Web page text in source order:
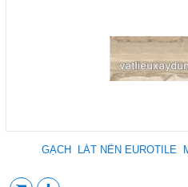
GẠCH LÁT NỀN EUROTILE